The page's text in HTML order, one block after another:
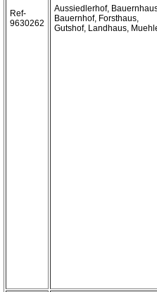
Ref-
9630262
Aussiedlerhof,
Bauernhof, Forsthaus,
Gutshof, Landhaus,